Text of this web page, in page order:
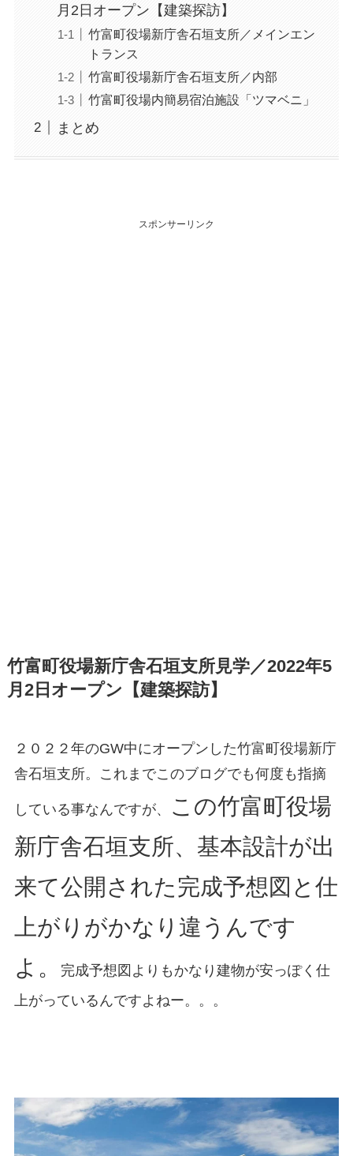
月2日オープン【建築探訪】
竹富町役場新庁舎石垣支所／メインエン
トランス
竹富町役場新庁舎石垣支所／内部
竹富町役場内簡易宿泊施設「ツマベニ」
まとめ
スポンサーリンク
竹富町役場新庁舎石垣支所見学／2022年5
月2日オープン【建築探訪】
２０２２年のGW中にオープンした竹富町役場新庁
舎石垣支所。これまでこのブログでも何度も指摘
している事なんですが、
この竹富町役場
新庁舎石垣支所、基本設計が出
来て公開された完成予想図と仕
上がりがかなり違うんです
よ。
完成予想図よりもかなり建物が安っぽく仕
上がっているんですよねー。。。